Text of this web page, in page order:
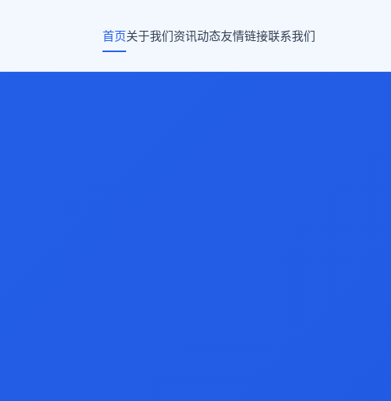
首页关于我们资讯动态友情链接联系我们